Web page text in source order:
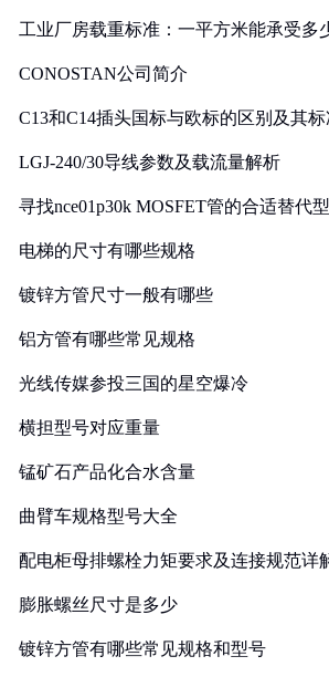
工业厂房载重标准：一平方米能承受多
CONOSTAN公司简介
C13和C14插头国标与欧标的区别及其
LGJ-240/30导线参数及载流量解析
寻找nce01p30k MOSFET管的合适替代
电梯的尺寸有哪些规格
镀锌方管尺寸一般有哪些
铝方管有哪些常见规格
光线传媒参投三国的星空爆冷
横担型号对应重量
锰矿石产品化合水含量
曲臂车规格型号大全
配电柜母排螺栓力矩要求及连接规范详
膨胀螺丝尺寸是多少
镀锌方管有哪些常见规格和型号